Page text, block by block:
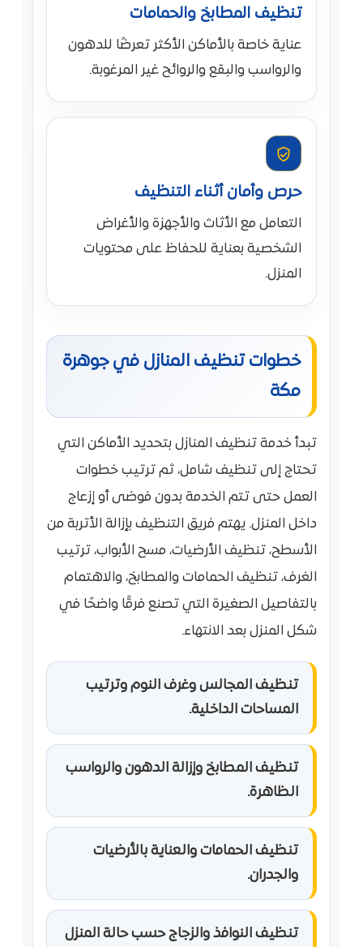
تنظيف المطابخ والحمامات
عناية خاصة بالأماكن الأكثر تعرضًا للدهون
والرواسب والبقع والروائح غير المرغوبة.
حرص وأمان أثناء التنظيف
التعامل مع الأثاث والأجهزة والأغراض
الشخصية بعناية للحفاظ على محتويات
المنزل.
خطوات تنظيف المنازل في جوهرة
مكة
تبدأ خدمة تنظيف المنازل بتحديد الأماكن التي
تحتاج إلى تنظيف شامل، ثم ترتيب خطوات
العمل حتى تتم الخدمة بدون فوضى أو إزعاج
داخل المنزل. يهتم فريق التنظيف بإزالة الأتربة من
الأسطح، تنظيف الأرضيات، مسح الأبواب، ترتيب
الغرف، تنظيف الحمامات والمطابخ، والاهتمام
بالتفاصيل الصغيرة التي تصنع فرقًا واضحًا في
شكل المنزل بعد الانتهاء.
تنظيف المجالس وغرف النوم وترتيب
المساحات الداخلية.
تنظيف المطابخ وإزالة الدهون والرواسب
الظاهرة.
تنظيف الحمامات والعناية بالأرضيات
والجدران.
تنظيف النوافذ والزجاج حسب حالة المنزل